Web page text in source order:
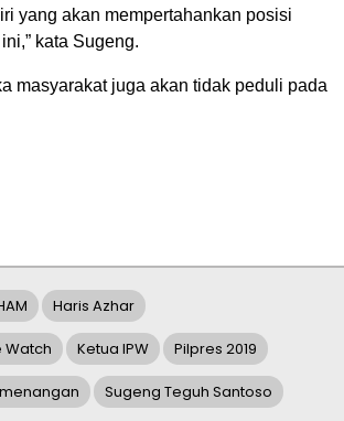
yang akan mempertahankan posisi
kata Sugeng.
masyarakat juga akan tidak peduli pada
Haris Azhar
Watch Ketua IPW Pilpres 2019
Sugeng Teguh Santoso